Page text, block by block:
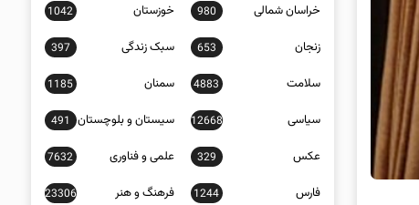
خراسان شمالی 980 خوزستان 1042
زنجان 653 سبک زندگی 397
سلامت 4883 سمنان 1185
سیاسی 12668 سیستان و بلوچستان 491
عکس 329 علمی و فناوری 7632
فارس 1244 فرهنگ و هنر 23306